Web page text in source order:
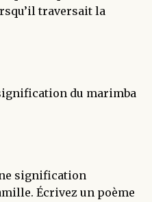
traversait la
du marimba
signification
Écrivez un poème